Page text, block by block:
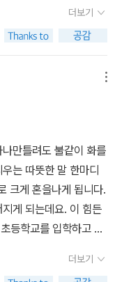
제일 하기 힘든 것이 바
하고 싶은 마음은 굴
요즘 아이들의 모습이
도 그러니까... 해결책도
건강하기만 해다오라
친구가 걱정할까봐
은서를 도와주고 응원
도 했다. 책 속의 이야
아이의 모습도 이렇
민이 됐다. 책 속의 엄
떻게 도와주고 이끌어
마음을 알고 느끼게 해
주며 더 밀착할 수 있
터 도서 협찬을 받았고
련되어 있는 책이라
어 있는 책이라 할 수
만 틀려도 엄마에게 호
저렇게까지 하나 싶긴
서 선생님의 제의로
한 불만이 많았었는지
드' 등 '엄마 카드' 를
문제를 틀려 자책하며
상한다.​이 페이지의
최종 목표에 가장 근
이 내 나이가 되어 어
행복하게 재밌게 지냈
해서 서울대, 의대 합
줬으면 좋겠다.책을
더보기
만틀려도 불같이 화를
는 따뜻한 말 한마디
크게 혼을나게 됩니다.
게 되는데요. 이 힘든
등학교를 입학하고 처
내는 것조차 힘들었을
더보기